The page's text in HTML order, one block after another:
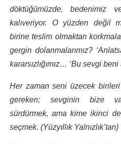
döktüğümüzde, bedenimiz
kalıveriyor. O yüzden değil
birine teslim olmaktan
gergin dolanmalarımız?
kararsızlığımız… ‘Bu sevgi beni
Her zaman seni üzecek birileri
gereken; sevginin bize
sürdürmek, ama kime ikinci
seçmek. (Yüzyıllık Yalnızlık’tan)